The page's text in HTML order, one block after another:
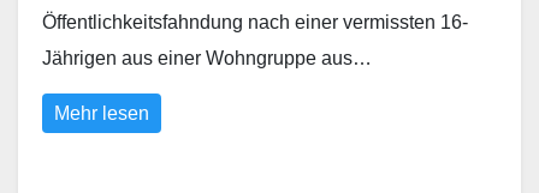
Öffentlichkeitsfahndung nach einer vermissten 16-
Jährigen aus einer Wohngruppe aus…
Mehr lesen